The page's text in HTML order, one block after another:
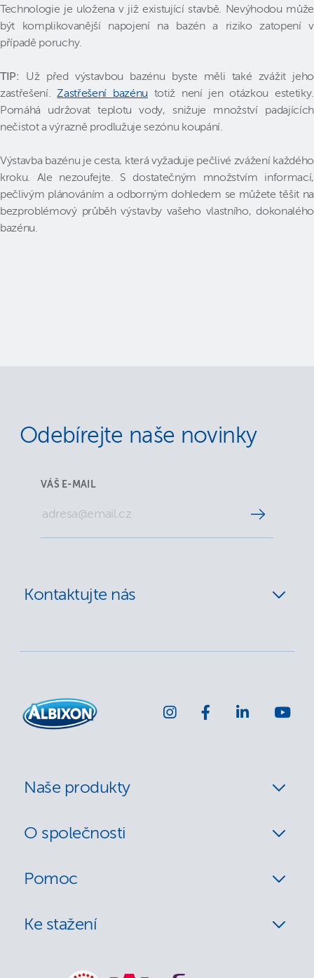
Technologie je uložena v již existující stavbě. Nevýhodou může
být komplikovanější napojení na bazén a riziko zatopení v
případě poruchy.
TIP: Už před výstavbou bazénu byste měli také zvážit jeho
zastřešení.Zastřešení bazénu totiž není jen otázkou estetiky.
Pomáhá udržovat teplotu vody, snižuje množství padajících
nečistot a výrazně prodlužuje sezónu koupání.
Výstavba bazénu je cesta, která vyžaduje pečlivé zvážení každého
kroku. Ale nezoufejte. S dostatečným množstvím informací,
pečlivým plánováním a odborným dohledem se můžete těšit na
bezproblémový průběh výstavby vašeho vlastního, dokonalého
bazénu.
Odebírejte naše novinky
VÁŠ E-MAIL
Kontaktujte nás
Naše produkty
O společnosti
Pomoc
Ke stažení